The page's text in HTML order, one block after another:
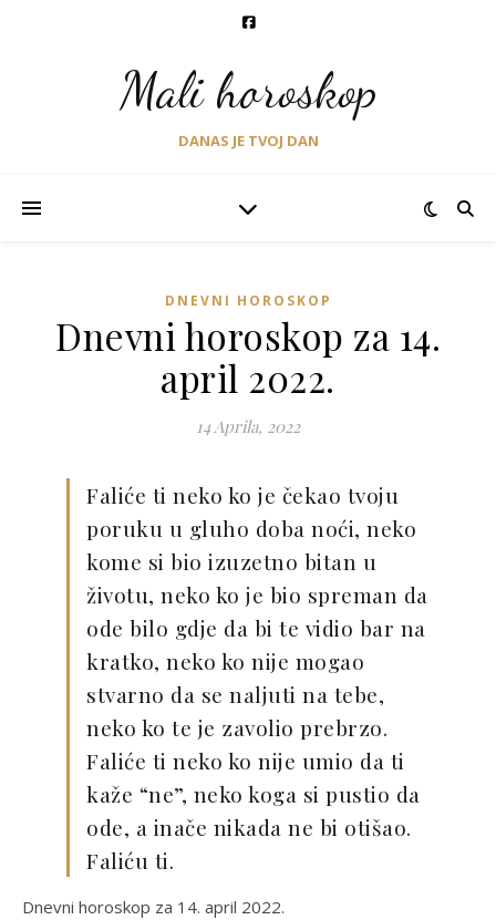
Mali horoskop
DANAS JE TVOJ DAN
DNEVNI HOROSKOP
Dnevni horoskop za 14.
april 2022.
14 Aprila, 2022
Faliće ti neko ko je čekao tvoju
poruku u gluho doba noći, neko
kome si bio izuzetno bitan u
životu, neko ko je bio spreman da
ode bilo gdje da bi te vidio bar na
kratko, neko ko nije mogao
stvarno da se naljuti na tebe,
neko ko te je zavolio prebrzo.
Faliće ti neko ko nije umio da ti
kaže “ne”, neko koga si pustio da
ode, a inače nikada ne bi otišao.
Faliću ti.
Dnevni horoskop za 14. april 2022.